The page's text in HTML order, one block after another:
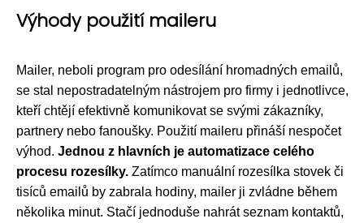
Výhody použití maileru
Mailer, neboli program pro odesílání hromadných emailů,
se stal nepostradatelným nástrojem pro firmy i jednotlivce,
kteří chtějí efektivně komunikovat se svými zákazníky,
partnery nebo fanoušky. Použití maileru přináší nespočet
výhod. Jednou z hlavních je automatizace celého
procesu rozesílky. Zatímco manuální rozesílka stovek či
tisíců emailů by zabrala hodiny, mailer ji zvládne během
několika minut. Stačí jednoduše nahrát seznam kontaktů,